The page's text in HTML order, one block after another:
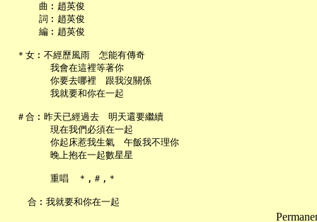
     曲︰趙英俊
     詞︰趙英俊
     編︰趙英俊
＊女︰不經歷風雨　怎能有傳奇
       我會在這裡等著你
       你要去哪裡　跟我沒關係
       我就要和你在一起
＃合︰昨天已經過去　明天還要繼續
       現在我們必須在一起
       你起床惹我生氣　午飯我不理你
       晚上抱在一起數星星
       重唱　＊,＃,＊